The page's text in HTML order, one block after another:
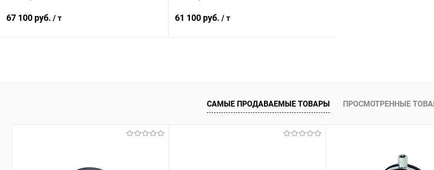
67 100 руб. / т
Купить в 1 клик Сравнение
61 100 руб. / т
Купить в 1 клик Сравнение
В избранное Под заказ
САМЫЕ ПРОДАВАЕМЫЕ ТОВАРЫ ПРОСМОТРЕННЫЕ